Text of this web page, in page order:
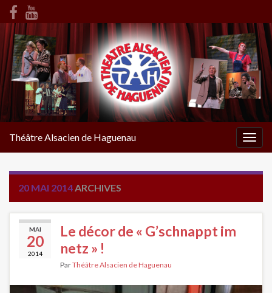
Théâtre Alsacien de Haguenau
20 MAI 2014ARCHIVES
MAI
20
2014
Le décor de « G’schnappt im
netz » !
ParThéâtre Alsacien de Haguenau